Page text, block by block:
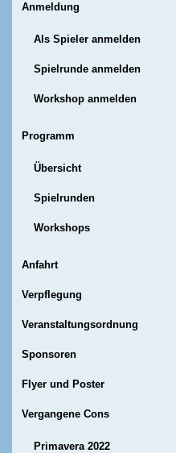
Anmeldung
Als Spieler anmelden
Spielrunde anmelden
Workshop anmelden
Programm
Übersicht
Spielrunden
Workshops
Anfahrt
Verpflegung
Veranstaltungsordnung
Sponsoren
Flyer und Poster
Vergangene Cons
Primavera 2022